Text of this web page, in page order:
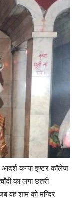
आदर्श कन्या इण्टर कॉलेज
का लगा छतरी
वह शाम को मन्दिर